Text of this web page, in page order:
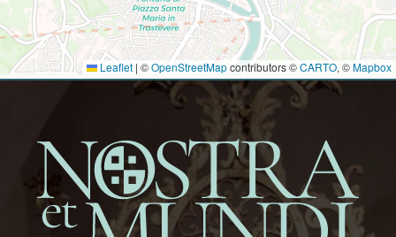
Leaflet | ©OpenStreetMapcontributors ©CARTO, ©Mapbox